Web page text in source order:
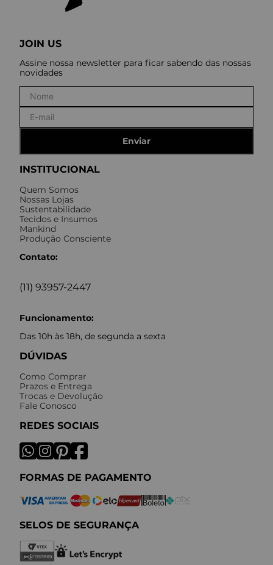
INSTITUCIONAL
Quem Somos
Nossas Lojas
Sustentabilidade
Tecidos e Insumos
Mankind
Produção Consciente
Contato:
(11) 93957-2447
Funcionamento:
Das 10h às 18h, de segunda a sexta
DÚVIDAS
Como Comprar
Prazos e Entrega
Trocas e Devolução
Fale Conosco
REDES SOCIAIS
FORMAS DE PAGAMENTO
SELOS DE SEGURANÇA
JOIN US
Assine nossa newsletter para ficar sabendo das nossas
novidades
Enviar